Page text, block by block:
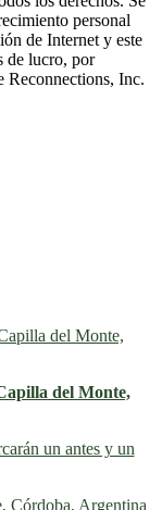
personal
de Internet y este
de lucro, por
Reconnections, Inc.
del Monte,
un antes y un